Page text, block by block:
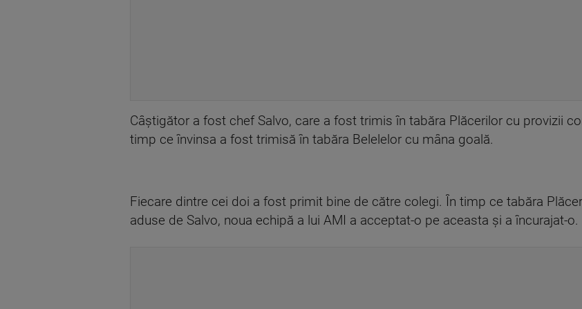
Câștigător a fost chef Salvo, care a fost trimis în tabăra Plăcerilor cu provizii
timp ce învinsa a fost trimisă în tabăra Belelelor cu mâna goală.
Fiecare dintre cei doi a fost primit bine de către colegi. În timp ce tabăra
aduse de Salvo, noua echipă a lui AMI a acceptat-o pe aceasta și a încurajat-o.